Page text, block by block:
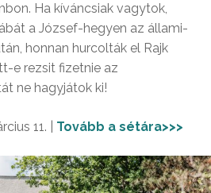
Ha kíváncsiak vagytok,
a József-hegyen az állami-
honnan hurcolták el Rajk
e rezsit fizetnie az
ne hagyjátok ki!
11. | Tovább a sétára>>>